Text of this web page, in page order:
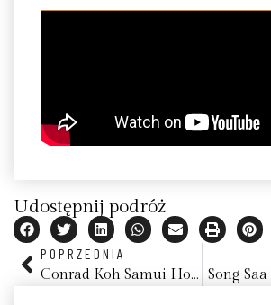
Udostępnij podróż
POPRZEDNIA
Conrad Koh Samui Hotel, Tajlandia Song